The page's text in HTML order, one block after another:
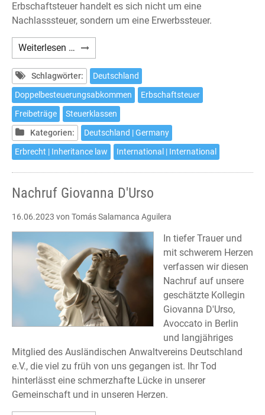
Erbschaftsteuer handelt es sich nicht um eine
Nachlasssteuer, sondern um eine Erwerbssteuer.
Weiterlesen … Deutsche
Erbschaftsteuer
Schlagwörter:
Deutschland
Doppelbesteuerungsabkommen
Erbschaftsteuer
Freibeträge
Steuerklassen
Kategorien:
Deutschland | Germany
Erbrecht | Inheritance law
International | International
Nachruf Giovanna D'Urso
16.06.2023 von Tomás Salamanca Aguilera
In tiefer Trauer und
mit schwerem Herzen
verfassen wir diesen
Nachruf auf unsere
geschätzte Kollegin
Giovanna D'Urso,
Avoccato in Berlin
und langjähriges
Mitglied des Ausländischen Anwaltvereins Deutschland
e.V., die viel zu früh von uns gegangen ist. Ihr Tod
hinterlässt eine schmerzhafte Lücke in unserer
Gemeinschaft und in unseren Herzen.